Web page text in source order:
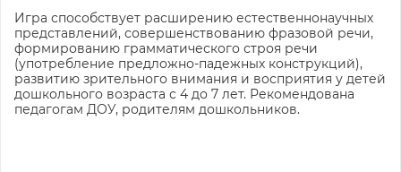
Игра способствует расширению естественнонаучных
представлений, совершенствованию фразовой речи,
формированию грамматического строя речи
(употребление предложно-падежных конструкций),
развитию зрительного внимания и восприятия у детей
дошкольного возраста с 4 до 7 лет. Рекомендована
педагогам ДОУ, родителям дошкольников.